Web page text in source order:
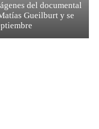
del documental
Gueilburt y se